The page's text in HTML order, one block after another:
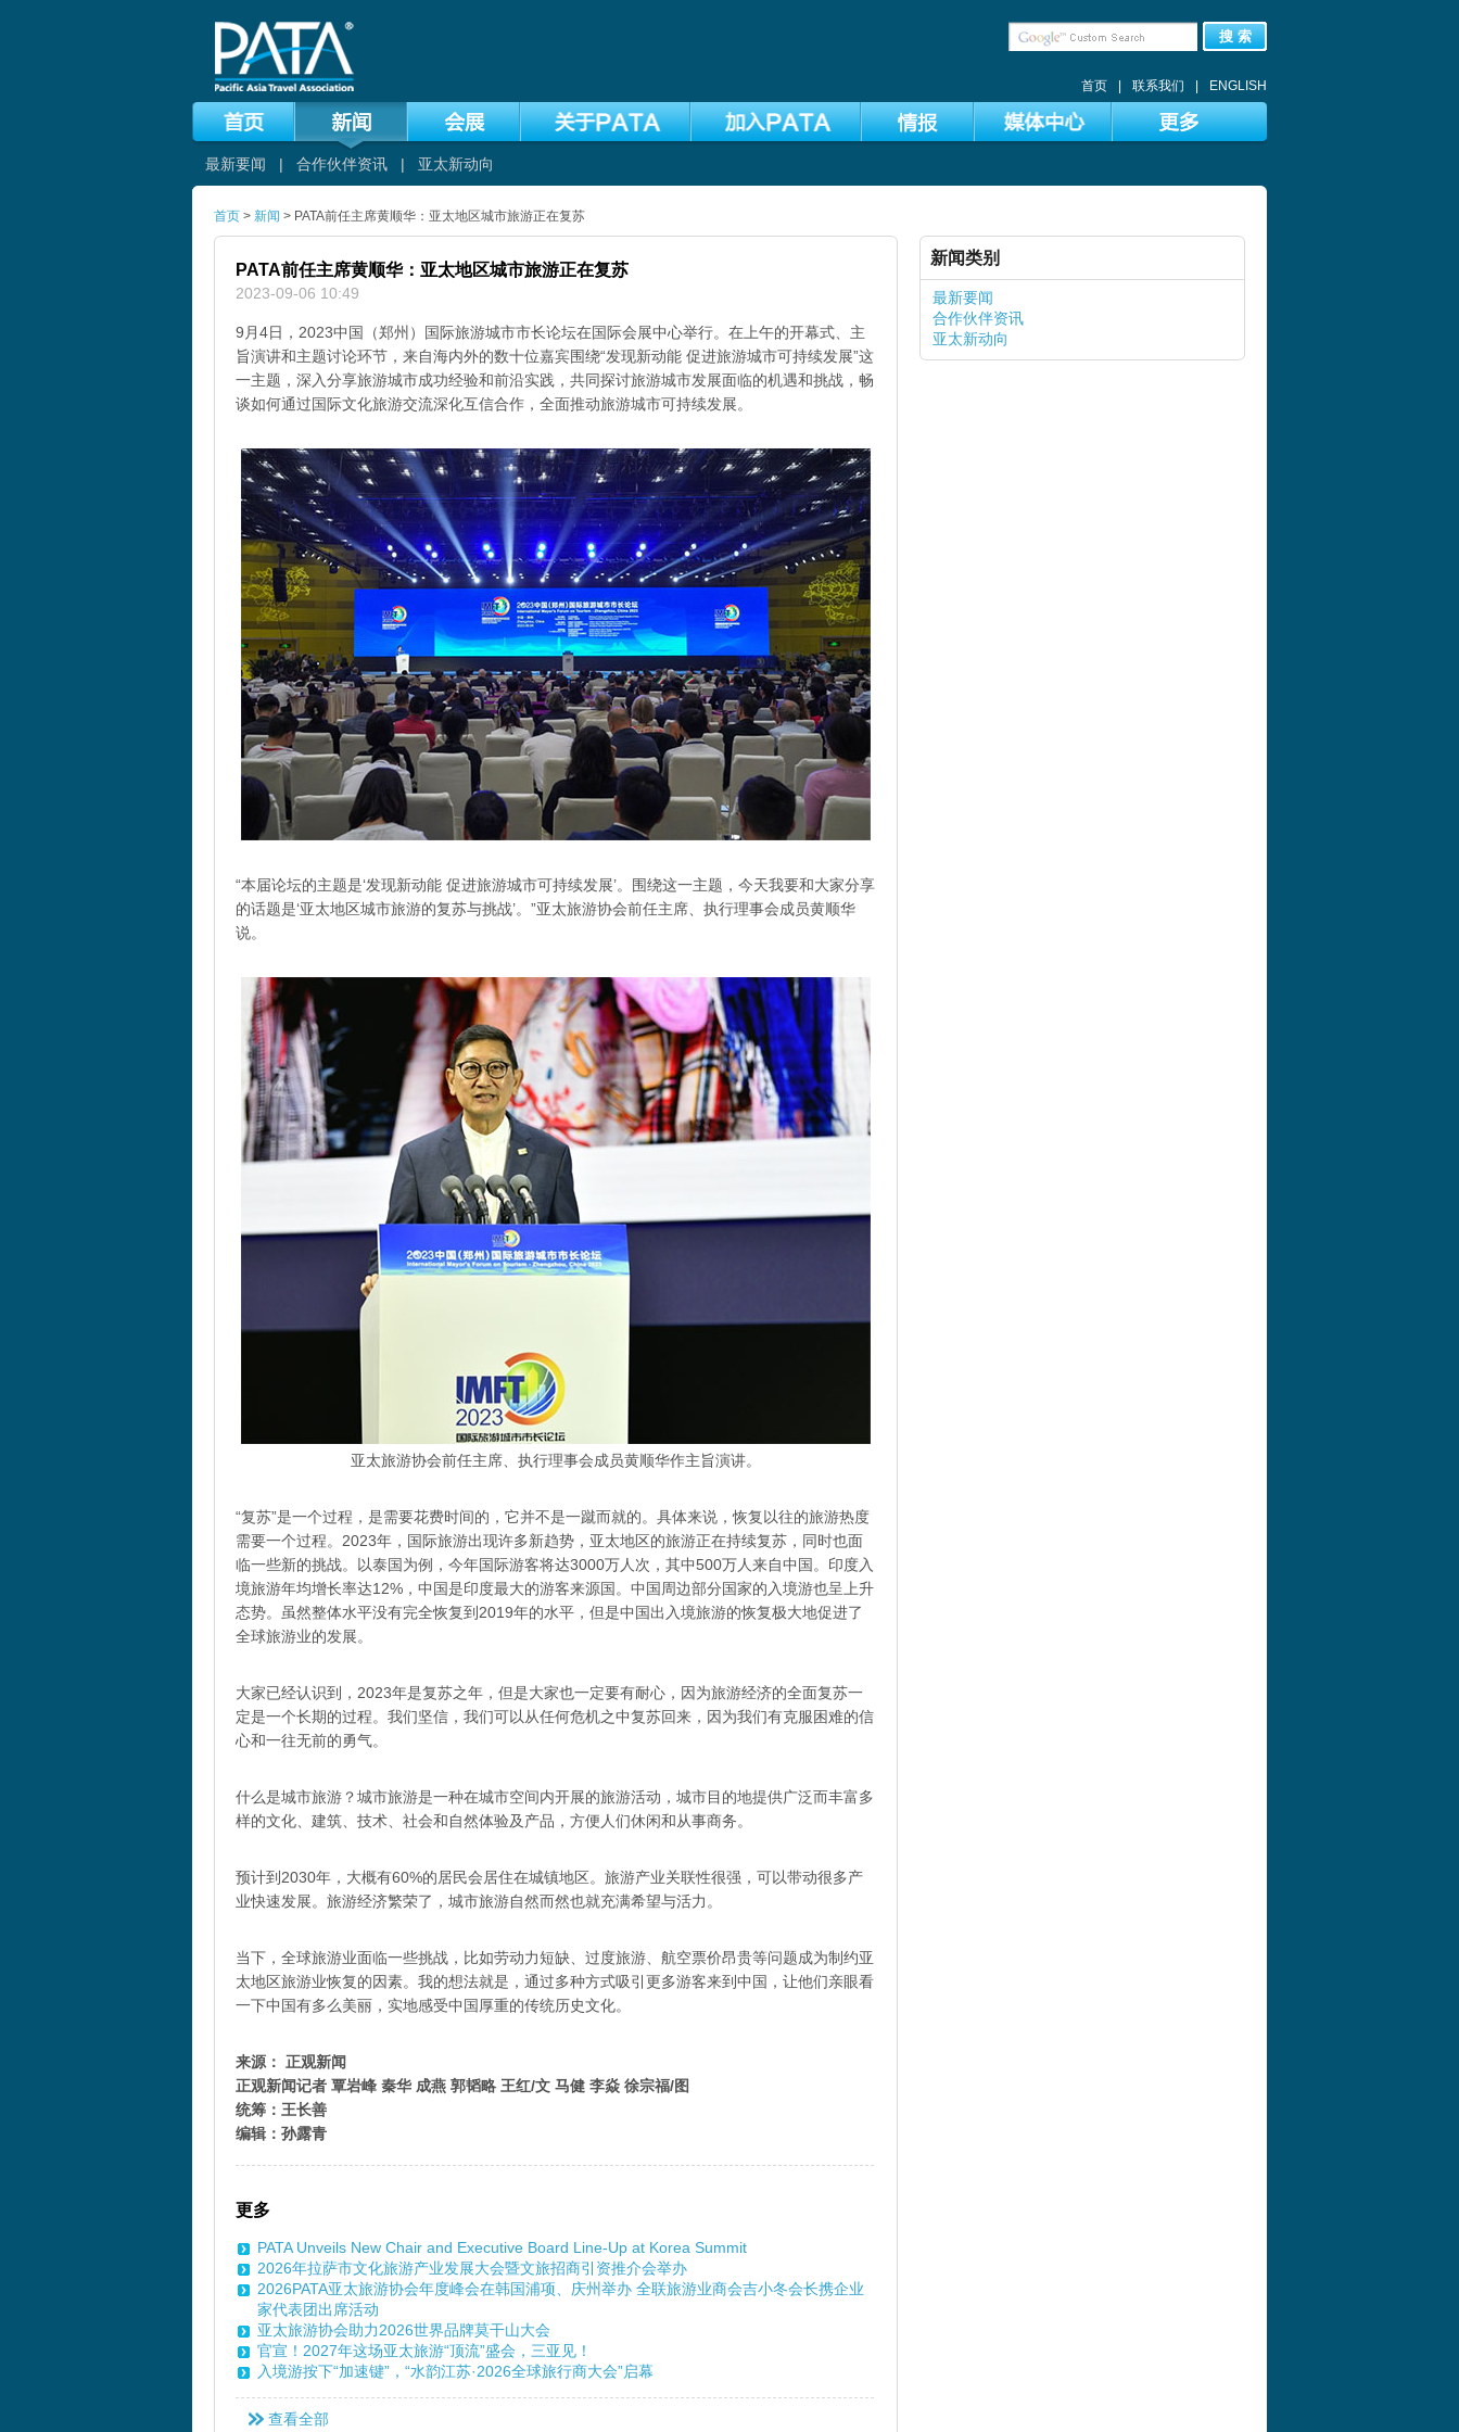
搜 索
ENGLISH
联系我们
首页
最新要闻 | 合作伙伴资讯 | 亚太新动向
首页 > 新闻 > PATA前任主席黄顺华：亚太地区城市旅游正在复苏
PATA前任主席黄顺华：亚太地区城市旅游正在复苏
2023-09-06 10:49
9月4日，2023中国（郑州）国际旅游城市市长论坛在国际会展中心举行。在上午的开幕式、主
旨演讲和主题讨论环节，来自海内外的数十位嘉宾围绕“发现新动能 促进旅游城市可持续发展”这
一主题，深入分享旅游城市成功经验和前沿实践，共同探讨旅游城市发展面临的机遇和挑战，畅
谈如何通过国际文化旅游交流深化互信合作，全面推动旅游城市可持续发展。
“本届论坛的主题是‘发现新动能 促进旅游城市可持续发展’。围绕这一主题，今天我要和大家分享
的话题是‘亚太地区城市旅游的复苏与挑战’。”亚太旅游协会前任主席、执行理事会成员黄顺华
说。
亚太旅游协会前任主席、执行理事会成员黄顺华作主旨演讲。
“复苏”是一个过程，是需要花费时间的，它并不是一蹴而就的。具体来说，恢复以往的旅游热度
需要一个过程。2023年，国际旅游出现许多新趋势，亚太地区的旅游正在持续复苏，同时也面
临一些新的挑战。以泰国为例，今年国际游客将达3000万人次，其中500万人来自中国。印度入
境旅游年均增长率达12%，中国是印度最大的游客来源国。中国周边部分国家的入境游也呈上升
态势。虽然整体水平没有完全恢复到2019年的水平，但是中国出入境旅游的恢复极大地促进了
全球旅游业的发展。
大家已经认识到，2023年是复苏之年，但是大家也一定要有耐心，因为旅游经济的全面复苏一
定是一个长期的过程。我们坚信，我们可以从任何危机之中复苏回来，因为我们有克服困难的信
心和一往无前的勇气。
什么是城市旅游？城市旅游是一种在城市空间内开展的旅游活动，城市目的地提供广泛而丰富多
样的文化、建筑、技术、社会和自然体验及产品，方便人们休闲和从事商务。
预计到2030年，大概有60%的居民会居住在城镇地区。旅游产业关联性很强，可以带动很多产
业快速发展。旅游经济繁荣了，城市旅游自然而然也就充满希望与活力。
当下，全球旅游业面临一些挑战，比如劳动力短缺、过度旅游、航空票价昂贵等问题成为制约亚
太地区旅游业恢复的因素。我的想法就是，通过多种方式吸引更多游客来到中国，让他们亲眼看
一下中国有多么美丽，实地感受中国厚重的传统历史文化。
来源： 正观新闻
正观新闻记者 覃岩峰 秦华 成燕 郭韬略 王红/文 马健 李焱 徐宗福/图
统筹：王长善
编辑：孙露青
更多
PATA Unveils New Chair and Executive Board Line-Up at Korea Summit
2026年拉萨市文化旅游产业发展大会暨文旅招商引资推介会举办
2026PATA亚太旅游协会年度峰会在韩国浦项、庆州举办 全联旅游业商会吉小冬会长携企业
家代表团出席活动
亚太旅游协会助力2026世界品牌莫干山大会
官宣！2027年这场亚太旅游“顶流”盛会，三亚见！
入境游按下“加速键”，“水韵江苏·2026全球旅行商大会”启幕
查看全部
新闻类别
最新要闻
合作伙伴资讯
亚太新动向